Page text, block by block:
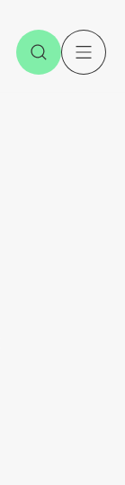
Suche